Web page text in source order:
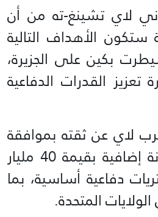
لاي تشينغ-ته من أن
الأهداف التالية
بكين على الجزيرة،
القدرات الدفاعية
لاي عن ثقته بموافقة
البرلمان على موازنة إضافية بقيمة 40 مليار
دفاعية أساسية، بما
المتحدة.